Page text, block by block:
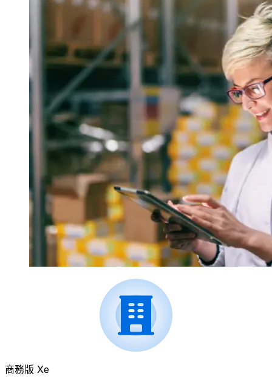
商務版 Xe